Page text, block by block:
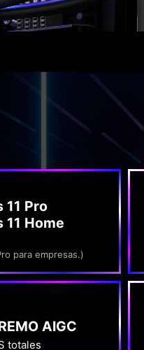
11 Pro
11 Home
para empresas.)
AIGC
totales